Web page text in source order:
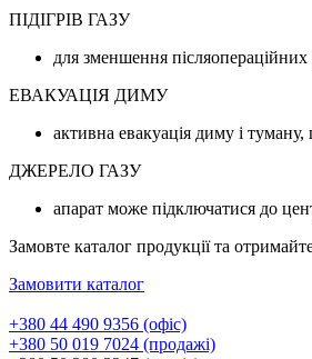
ПІДІГРІВ ГАЗУ
для зменшення
ЕВАКУАЦІЯ ДИМУ
активна евакуація диму і
ДЖЕРЕЛО ГАЗУ
апарат може підключатися до
Замовте каталог продукції та
Замовити каталог
+380 44 490 9356 (офіс)
+380 50 019 7024 (продажі)